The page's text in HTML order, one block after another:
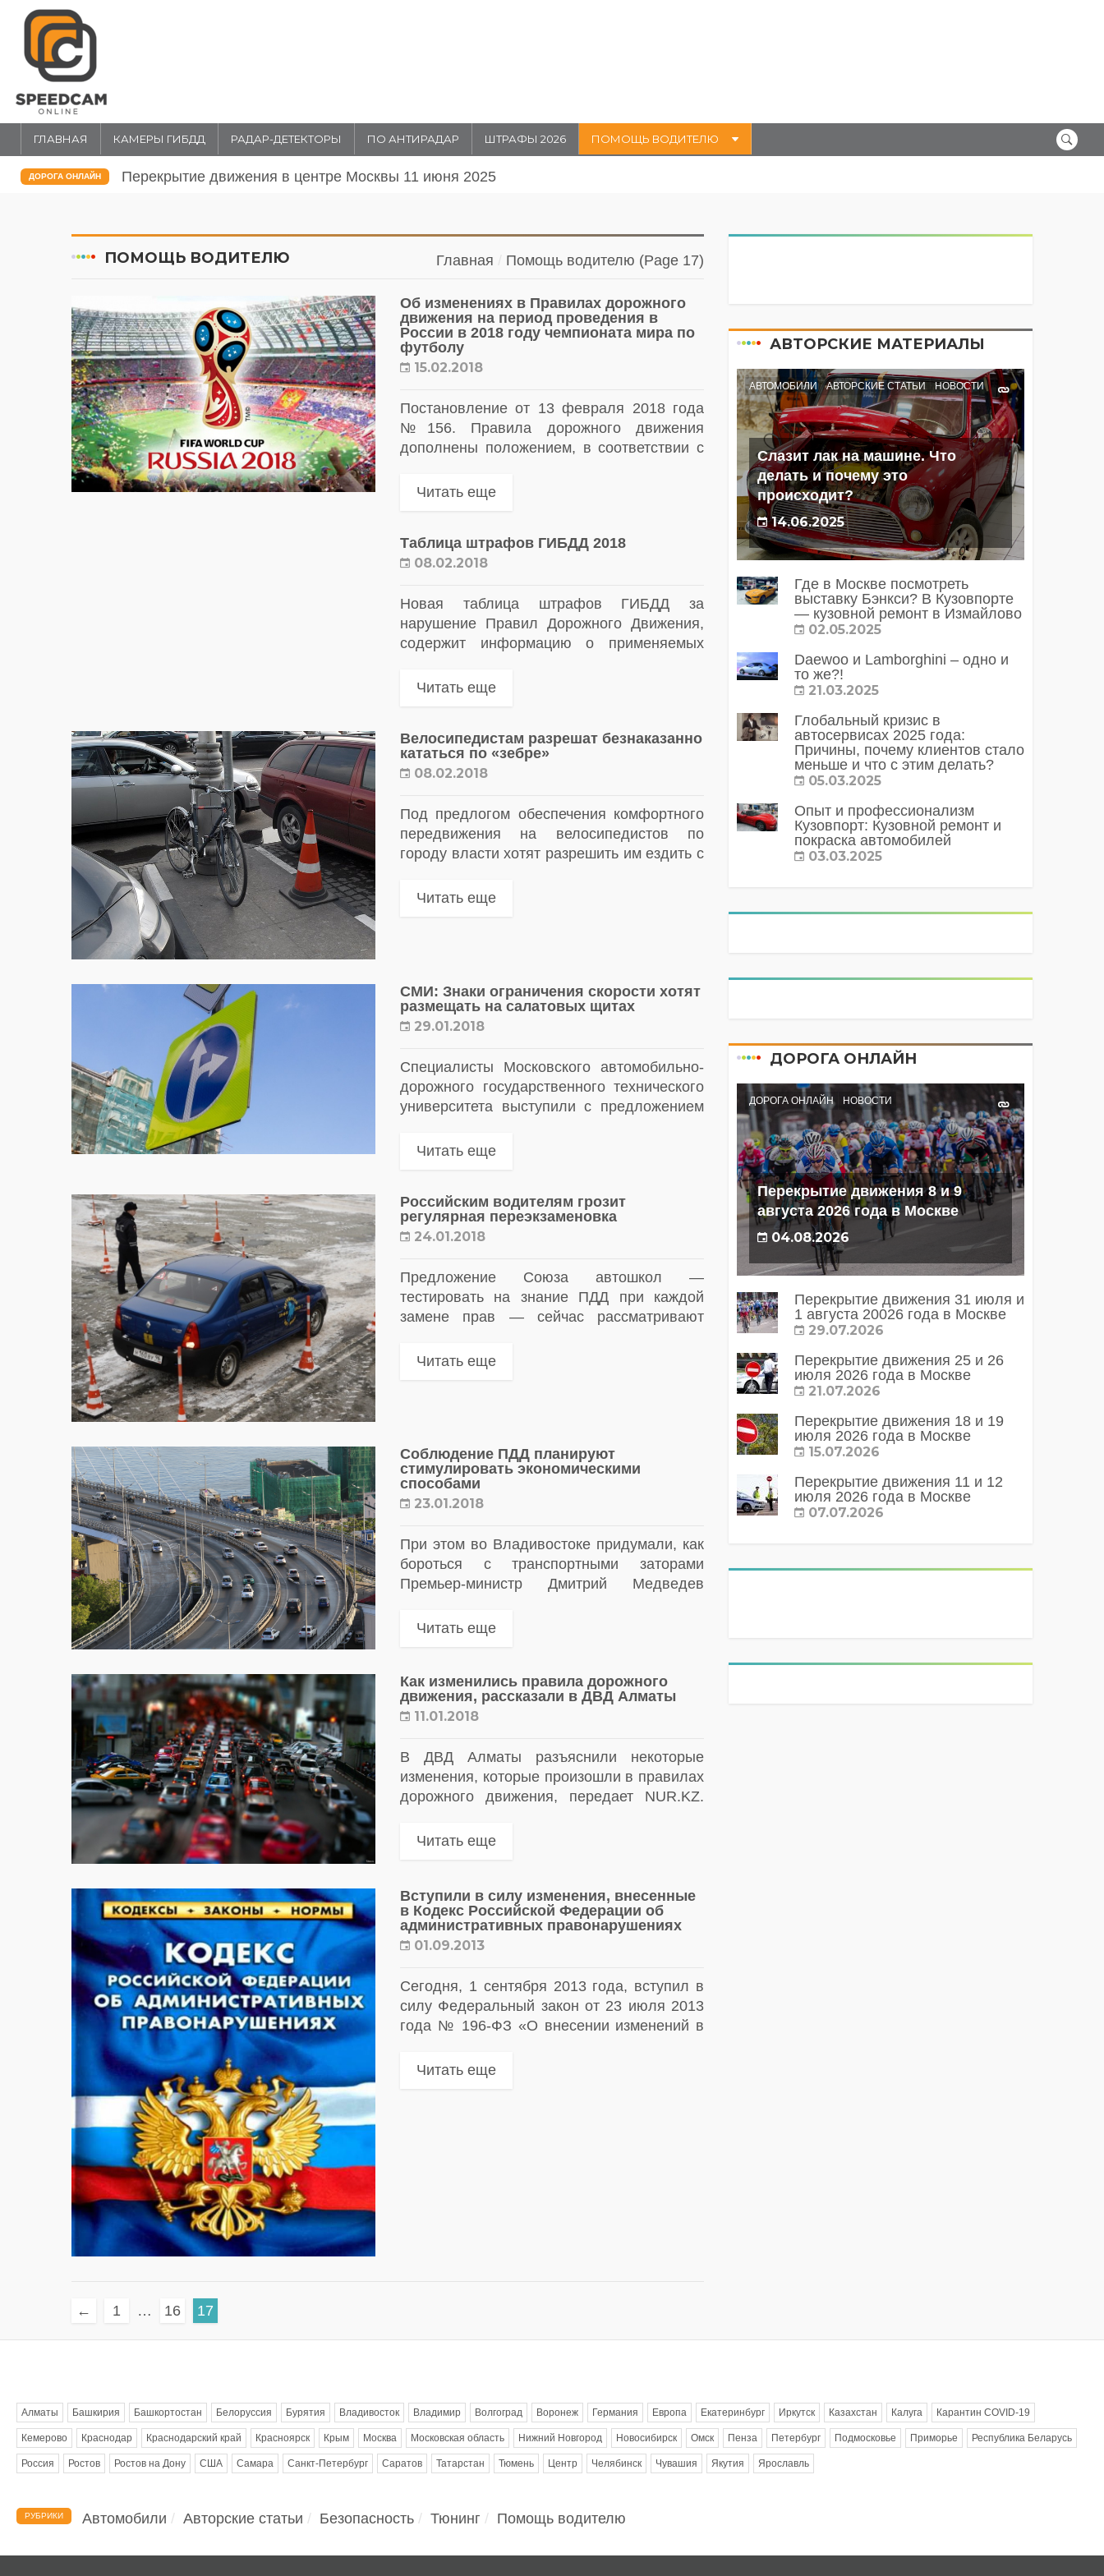
ГЛАВНАЯ КАМЕРЫ ГИБДД РАДАР-ДЕТЕКТОРЫ ПО АНТИРАДАР ШТРАФЫ 2026 ПОМОЩЬ ВОДИТЕЛЮ
ДОРОГА ОНЛАЙН Изменения схемы движения на трассе М-4 «Дон» в Ростовской области с 9 июня
ПОМОЩЬ ВОДИТЕЛЮ Главная Помощь водителю (Page 17)
Об изменениях в Правилах дорожного
движения на период проведения в
России в 2018 году чемпионата мира по
футболу
15.02.2018
Постановление от 13 февраля 2018 года
№156. Правила дорожного движения
дополнены положением, в соответствии с
разрешено движение по полосам для
Читать еще
Таблица штрафов ГИБДД 2018
08.02.2018
Новая таблица штрафов ГИБДД за
нарушение Правил Дорожного Движения,
содержит информацию о применяемых
производства по делам об
Читать еще
Велосипедистам разрешат безнаказанно
кататься по «зебре»
08.02.2018
Под предлогом обеспечения комфортного
передвижения на велосипедистов по
городу власти хотят разрешить им ездить с
переходам. – Мы подготовили изменения,
Читать еще
СМИ: Знаки ограничения скорости хотят
размещать на салатовых щитах
29.01.2018
Специалисты Московского автомобильно-
дорожного государственного технического
университета выступили с предложением
салатовых щитах. По их мнению, данное
Об...
Читать еще
Российским водителям грозит
регулярная переэкзаменовка
24.01.2018
Предложение Союза автошкол —
тестировать на знание ПДД при каждой
замене прав — сейчас рассматривают
водители, срок действия удостоверений
Читать еще
Соблюдение ПДД планируют
стимулировать экономическими
способами
23.01.2018
При этом во Владивостоке придумали, как
бороться с транспортными заторами
Премьер-министр Дмитрий Медведев
дорожного движения. Главная цель
Читать еще
Как изменились правила дорожного
движения, рассказали в ДВД Алматы
11.01.2018
В ДВД Алматы разъяснили некоторые
изменения, которые произошли в правилах
дорожного движения, передает NUR.KZ.
что после подписания главой государства
Читать еще
Вступили в силу изменения, внесенные
в Кодекс Российской Федерации об
административных правонарушениях
01.09.2013
Сегодня, 1 сентября 2013 года, вступил в
силу Федеральный закон от 23 июля 2013
года № 196-ФЗ «О внесении изменений в
административных правонарушениях и
Читать еще
← 1 … 16 17
АВТОРСКИЕ МАТЕРИАЛЫ
АВТОМОБИЛИ АВТОРСКИЕ СТАТЬИ НОВОСТИ
Слазит лак на машине. Что
делать и почему это
происходит?
14.06.2025
Где в Москве посмотреть
выставку Бэнкси? В Кузовпорте
— кузовной ремонт в Измайлово
02.05.2025
Daewoo и Lamborghini – одно и
то же?!
21.03.2025
Глобальный кризис в
автосервисах 2025 года:
Причины, почему клиентов стало
меньше и что с этим делать?
05.03.2025
Опыт и профессионализм
Кузовпорт: Кузовной ремонт и
покраска автомобилей
03.03.2025
ДОРОГА ОНЛАЙН
ДОРОГА ОНЛАЙН НОВОСТИ
Перекрытие движения 8 и 9
августа 2026 года в Москве
04.08.2026
Перекрытие движения 31 июля и
1 августа 20026 года в Москве
29.07.2026
Перекрытие движения 25 и 26
июля 2026 года в Москве
21.07.2026
Перекрытие движения 18 и 19
июля 2026 года в Москве
15.07.2026
Перекрытие движения 11 и 12
июля 2026 года в Москве
07.07.2026
Алматы Башкирия Башкортостан Белоруссия Бурятия Владивосток Владимир Волгоград Воронеж Германия Европа Екатеринбург Иркутск Казахстан Калуга Карантин COVID-19
Кемерово Краснодар Краснодарский край Красноярск Крым Москва Московская область Нижний Новгород Новосибирск Омск Пенза Петербург Подмосковье Приморье Республика Беларусь
Россия Ростов Ростов на Дону США Самара Санкт-Петербург Саратов Татарстан Тюмень Центр Челябинск Чувашия Якутия Ярославль
РУБРИКИ Автомобили Авторские статьи Безопасность Тюнинг Помощь водителю